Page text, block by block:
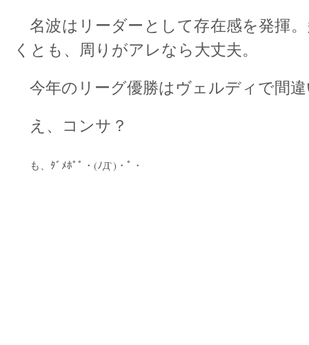
名波はリーダーとして存在感を発揮
くとも、周りがアレなら大丈夫。
今年のリーグ優勝はヴェルディで間
え、コンサ？
も、ﾀﾞﾒﾎﾟﾟ・(ﾉД`)・ﾟ・